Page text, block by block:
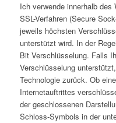
Ich verwende innerhalb
SSL-Verfahren (Secure
jeweils höchsten
unterstützt wird. In der
Bit Verschlüsselung. Falls
Verschlüsselung
Technologie zurück. Ob
Internetauftrittes
der geschlossenen
Schloss-Symbols in der